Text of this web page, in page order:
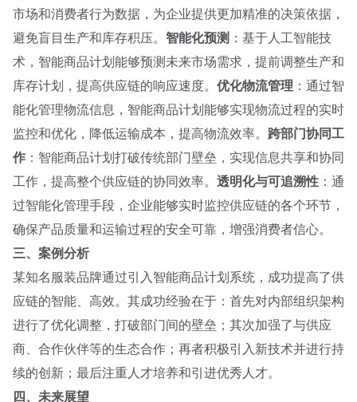
市场和消费者行为数据，为企业提供更加精准的决策依据，
避免盲目生产和库存积压。 智能化预测 ：基于人工智能技
术，智能商品计划能够预测未来市场需求，提前调整生产和
库存计划，提高供应链的响应速度。 优化物流管理 ：通过智
能化管理物流信息，智能商品计划能够实现物流过程的实时
监控和优化，降低运输成本，提高物流效率。 跨部门协同工
作 ：智能商品计划打破传统部门壁垒，实现信息共享和协同
工作，提高整个供应链的协同效率。 透明化与可追溯性 ：通
过智能化管理手段，企业能够实时监控供应链的各个环节，
确保产品质量和运输过程的安全可靠，增强消费者信心。
三、案例分析
某知名服装品牌通过引入智能商品计划系统，成功提高了供
应链的智能、高效。其成功经验在于：首先对内部组织架构
进行了优化调整，打破部门间的壁垒；其次加强了与供应
商、合作伙伴等的生态合作；再者积极引入新技术并进行持
续的创新；最后注重人才培养和引进优秀人才。
四、未来展望